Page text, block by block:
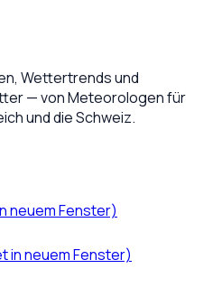
Wettertrends und
— von Meteorologen für
und die Schweiz.
neuem Fenster)
in neuem Fenster)